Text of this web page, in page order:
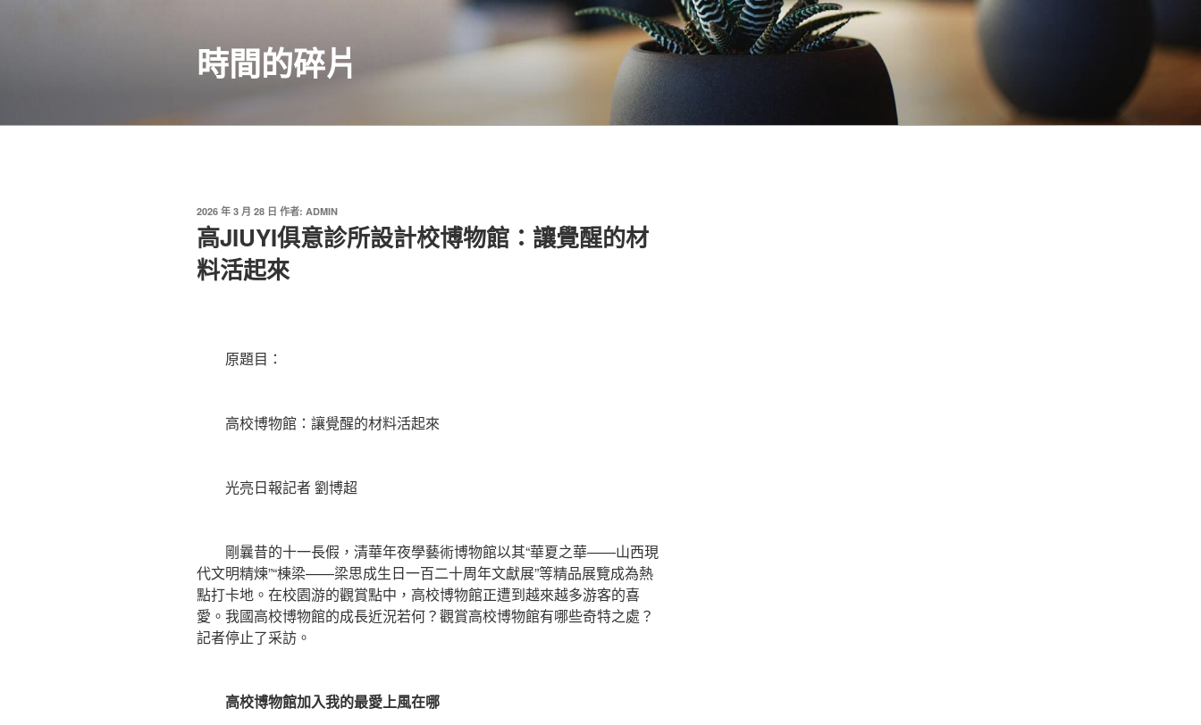
時間的碎片
發
佈
於
2026 年 3 月 28 日 作者: ADMIN
高JIUYI俱意診所設計校博物館：讓覺醒的材
料活起來
原題目：
高校博物館：讓覺醒的材料活起來
光亮日報記者 劉博超
剛曩昔的十一長假，清華年夜學藝術博物館以其“華夏之華——山西現
代文明精煉”“棟梁——梁思成生日一百二十周年文獻展”等精品展覽成為熱
點打卡地。在校園游的觀賞點中，高校博物館正遭到越來越多游客的喜
愛。我國高校博物館的成長近況若何？觀賞高校博物館有哪些奇特之處？
記者停止了采訪。
高校博物館加入我的最愛上風在哪